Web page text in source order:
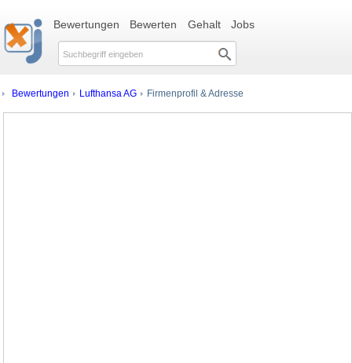
Bewertungen Bewerten Gehalt Jobs
Bewertungen Lufthansa AG Firmenprofil & Adresse